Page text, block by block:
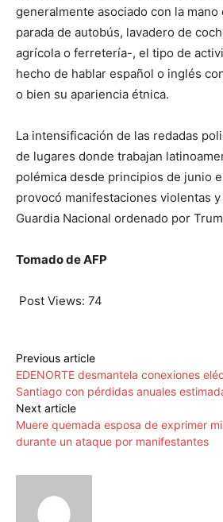
generalmente asociado con la
parada de autobús, lavadero de
agrícola o ferretería-, el tipo de
hecho de hablar español o inglés
o bien su apariencia étnica.
La intensificación de las redadas
de lugares donde trabajan
polémica desde principios de junio
provocó manifestaciones violentas
Guardia Nacional ordenado por
Tomado de AFP
Post Views: 74
Previous article
EDENORTE desmantela conexiones
Santiago con pérdidas anuales
Next article
Muere quemada esposa de exprimer
durante un ataque por manifestantes